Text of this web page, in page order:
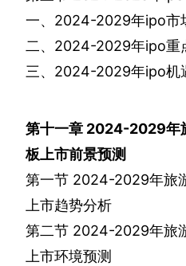
一、 2024-2029年ipo市
二、 2024-2029年ipo重
三、 2024-2029年ipo机
第十一章 2024-2029年
板上市前景预测
第一节 2024-2029年旅
上市趋势分析
第二节 2024-2029年旅
上市环境预测